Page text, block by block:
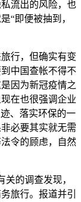
流出的风险，也
“即便被抽到，
行，但确实有变
中国查帐不得不
因为新冠疫情之
在也很强调企业
、落实环保的一
必要其实就无需
令的顾虑，自然
的调查发现，
旅行。报道并引